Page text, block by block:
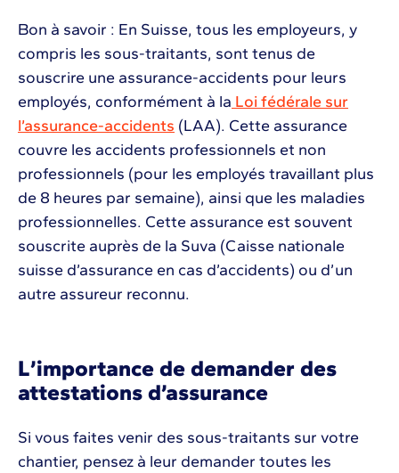
Bon à savoir : En Suisse, tous les employeurs, y
compris les sous-traitants, sont tenus de
souscrire une assurance-accidents pour leurs
employés, conformément à la Loi fédérale sur
l’assurance-accidents (LAA). Cette assurance
couvre les accidents professionnels et non
professionnels (pour les employés travaillant plus
de 8 heures par semaine), ainsi que les maladies
professionnelles. Cette assurance est souvent
souscrite auprès de la Suva (Caisse nationale
suisse d’assurance en cas d’accidents) ou d’un
autre assureur reconnu.
L’importance de demander des
attestations d’assurance
Si vous faites venir des sous-traitants sur votre
chantier, pensez à leur demander toutes les